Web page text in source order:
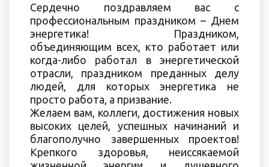
Сердечно поздравляем вас с
профессиональным праздником – Днем
энергетика! Праздником,
объединяющим всех, кто работает или
когда-либо работал в энергетической
отрасли, праздником преданных делу
людей, для которых энергетика не
просто работа, а призвание.
Желаем вам, коллеги, достижения новых
высоких целей, успешных начинаний и
благополучно завершенных проектов!
Крепкого здоровья, неиссякаемой